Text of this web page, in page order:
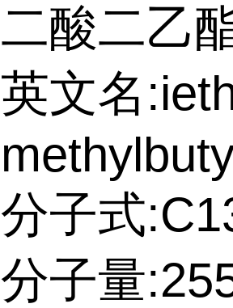
二酸二乙
英文名
分子式
分子量